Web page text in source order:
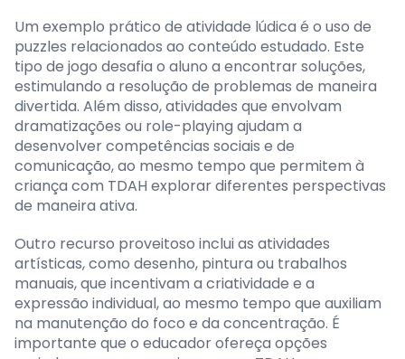
Um exemplo prático de atividade lúdica é o uso de
puzzles relacionados ao conteúdo estudado. Este
tipo de jogo desafia o aluno a encontrar soluções,
estimulando a resolução de problemas de maneira
divertida. Além disso, atividades que envolvam
dramatizações ou role-playing ajudam a
desenvolver competências sociais e de
comunicação, ao mesmo tempo que permitem à
criança com TDAH explorar diferentes perspectivas
de maneira ativa.
Outro recurso proveitoso inclui as atividades
artísticas, como desenho, pintura ou trabalhos
manuais, que incentivam a criatividade e a
expressão individual, ao mesmo tempo que auxiliam
na manutenção do foco e da concentração. É
importante que o educador ofereça opções